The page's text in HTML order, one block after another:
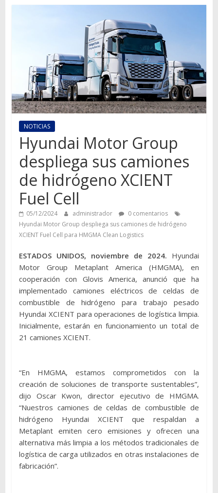
mundo
transporte
NOTICIAS
Hyundai Motor Group
despliega sus camiones
de hidrógeno XCIENT
Fuel Cell
05/12/2024 administrador
0 comentarios
Hyundai Motor Group despliega sus camiones de hidrógeno
XCIENT Fuel Cell para HMGMA Clean Logistics
ESTADOS UNIDOS, noviembre de 2024. Hyundai
Motor Group Metaplant America (HMGMA), en
cooperación con Glovis America, anunció que ha
implementado camiones eléctricos de celdas de
combustible de hidrógeno para trabajo pesado
Hyundai XCIENT para operaciones de logística limpia.
Inicialmente, estarán en funcionamiento un total de
21 camiones XCIENT.
“En HMGMA, estamos comprometidos con la
creación de soluciones de transporte sustentables”,
dijo Oscar Kwon, director ejecutivo de HMGMA.
“Nuestros camiones de celdas de combustible de
hidrógeno Hyundai XCIENT que respaldan a
Metaplant emiten cero emisiones y ofrecen una
alternativa más limpia a los métodos tradicionales de
logística de carga utilizados en otras instalaciones de
fabricación”.